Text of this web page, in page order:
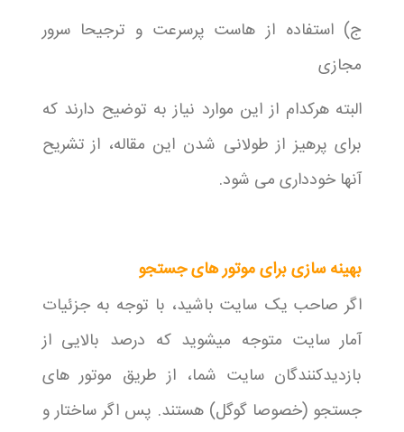
ج) استفاده از هاست پرسرعت و ترجیحا سرور
مجازی
البته هرکدام از این موارد نیاز به توضیح دارند که
برای پرهیز از طولانی شدن این مقاله، از تشریح
آنها خودداری می شود.
بهینه سازی برای موتور های جستجو
اگر صاحب یک سایت باشید، با توجه به جزئیات
آمار سایت متوجه میشوید که درصد بالایی از
بازدیدکنندگان سایت شما، از طریق موتور های
جستجو (خصوصا گوگل) هستند. پس اگر ساختار و